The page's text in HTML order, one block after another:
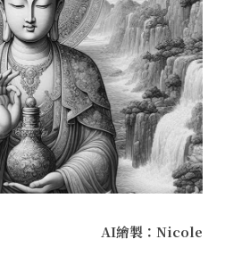
AI繪製：Nicole